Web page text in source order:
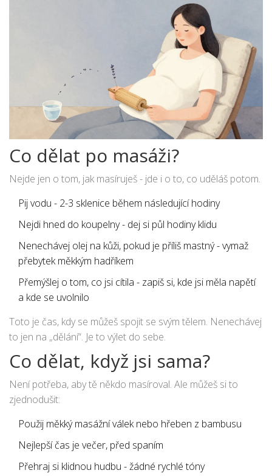
Co dělat po masáži?
Nejde jen o tom, jak masíruješ - jde i o to, co uděláš potom.
Pij vodu - 2-3 sklenice během následující hodiny
Nejdi hned do koupelny - dej si půl hodiny klidu
Nenechávej olej na kůži, pokud je příliš mastný - vymaž
přebytek měkkým hadříkem
Přemýšlej o tom, co jsi cítila - zapiš si, kde jsi měla napětí
a kde se uvolnilo
Toto je čas, kdy se můžeš spojit se svým tělem. Nenechávej
to jen na „dělání“. Je to výlet do sebe.
Co dělat, když jsi sama?
Není potřeba, aby tě někdo masíroval. Ale můžeš si to
zjednodušit:
Použij měkký masážní válek nebo hřeben z bambusu
Nejlepší čas je večer, před spaním
Přehraj si klidnou hudbu - žádné rychlé tóny